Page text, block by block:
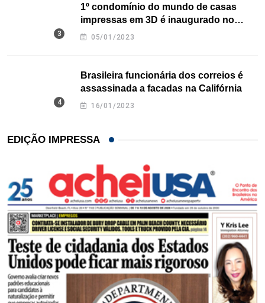
1º condomínio do mundo de casas
impressas em 3D é inaugurado no
Texas
05/01/2023
Brasileira funcionária dos correios é
assassinada a facadas na Califórnia
16/01/2023
EDIÇÃO IMPRESSA